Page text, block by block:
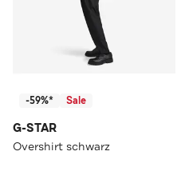
-59%* Sale
G-STAR
Overshirt schwarz